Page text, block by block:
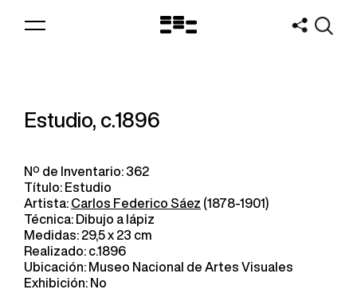
Logo
Estudio, c.1896
Nº de Inventario: 362
Título: Estudio
Artista: Carlos Federico Sáez (1878-1901)
Técnica: Dibujo a lápiz
Medidas: 29,5 x 23 cm
Realizado: c.1896
Ubicación: Museo Nacional de Artes Visuales
Exhibición: No